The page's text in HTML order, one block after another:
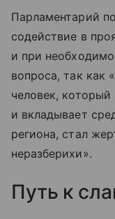
Парламентарий
содействие в
и при
вопроса, так как
человек, который
и вкладывает
региона, стал
неразберихи».
Путь к